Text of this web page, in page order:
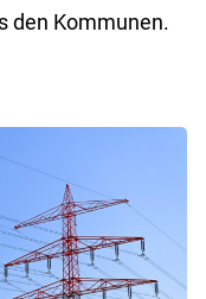
den Kommunen.